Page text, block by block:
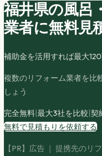
福井県の風呂
業者に無料見
補助金を活用すれば最大120
複数のリフォーム業者を比
しょう
完全無料|最大3社を比較|契
無料で見積もりを依頼する
【PR】広告 ｜ 提携先のリ